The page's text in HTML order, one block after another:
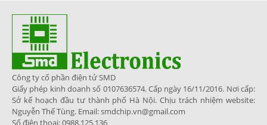
Công ty cổ phần điện tử SMD
Giấy phép kinh doanh số 0107636574. Cấp ngày 16/11/2016. Nơi cấp:
Sở kế hoạch đầu tư thành phố Hà Nội. Chịu trách nhiệm website:
Nguyễn Thế Tùng. Email: smdchip.vn@gmail.com
Số điện thoại: 0988.125.136